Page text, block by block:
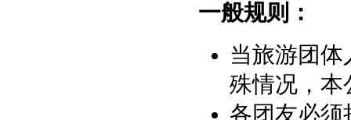
一般规则：
当旅游团
殊情况，本
各团友必须